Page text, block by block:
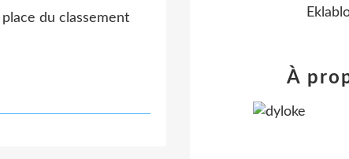
du classement
À